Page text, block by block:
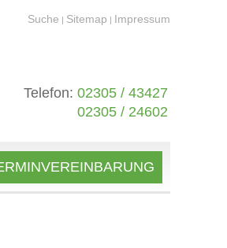
Suche | Sitemap | Impressum
Telefon: 02305 / 43427
02305 / 24602